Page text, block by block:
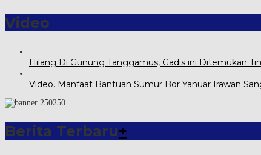
Video
Hilang Di Gunung Tanggamus, Gadis ini Ditemukan
Video. Manfaat Bantuan Sumur Bor Yanuar Irawan
Berita Terbaru+